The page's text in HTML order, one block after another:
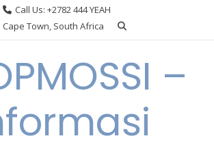
Call Us: +2782 444 YEAH
Cape Town, South Africa
–